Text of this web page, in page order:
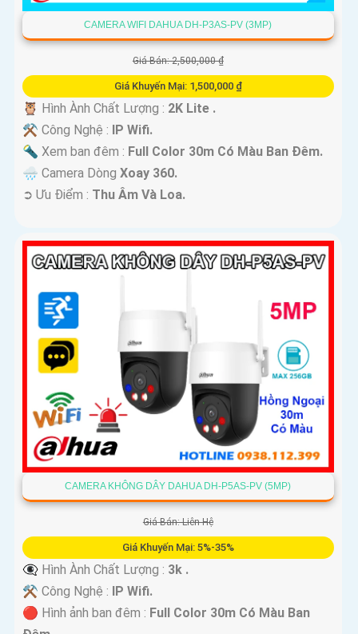
CAMERA WIFI DAHUA DH-P3AS-PV (3MP)
Giá Bán: 2,500,000 ₫
Giá Khuyến Mại: 1,500,000 ₫
🦉 Hình Ành Chất Lượng : 2K Lite .
⚒ Công Nghệ : IP Wifi.
🔦 Xem ban đêm : Full Color 30m Có Màu Ban Ðêm.
🌧️ Camera Dòng Xoay 360.
️➲ Ưu Điểm : Thu Âm Và Loa.
CAMERA KHÔNG DÂY DAHUA DH-P5AS-PV (5MP)
Giá Bán: Liên Hệ
Giá Khuyến Mại: 5%-35%
👁️‍🗨 Hình Ành Chất Lượng : 3k .
⚒ Công Nghệ : IP Wifi.
🔴 Hình ảnh ban đêm : Full Color 30m Có Màu Ban